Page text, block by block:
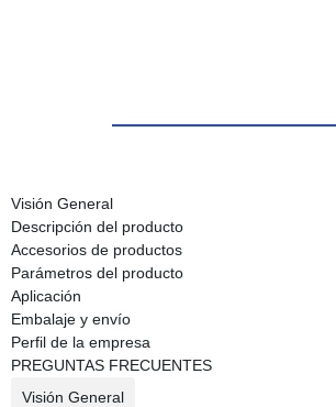
Visión General
Descripción del producto
Accesorios de productos
Parámetros del producto
Aplicación
Embalaje y envío
Perfil de la empresa
PREGUNTAS FRECUENTES
Visión General